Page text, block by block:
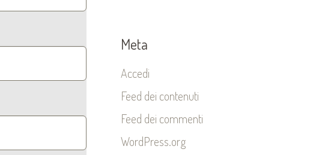
Meta
Accedi
Feed dei contenuti
Feed dei commenti
WordPress.org